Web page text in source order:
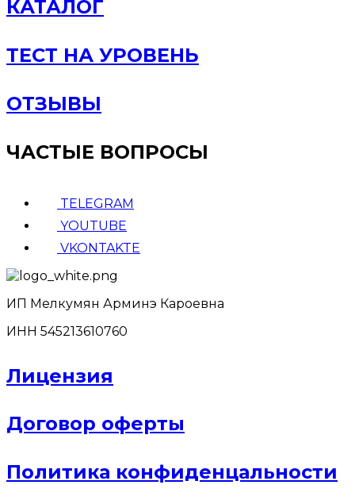
КАТАЛОГ
ТЕСТ НА УРОВЕНЬ
ОТЗЫВЫ
ЧАСТЫЕ ВОПРОСЫ
TELEGRAM
YOUTUBE
VKONTAKTE
ИП Мелкумян Арминэ Кароевна
ИНН 545213610760
Лицензия
Договор оферты
Политика конфиденцальности